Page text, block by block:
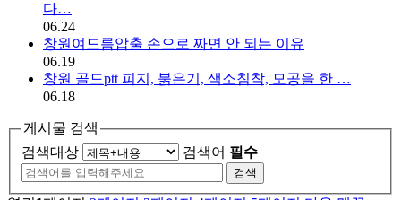
다…
06.24
창원여드름압출 손으로 짜면 안 되는 이유
06.19
창원 골드ptt 피지, 붉은기, 색소침착, 모공을 한 …
06.18
게시물 검색
검색대상
검색어 필수
검색